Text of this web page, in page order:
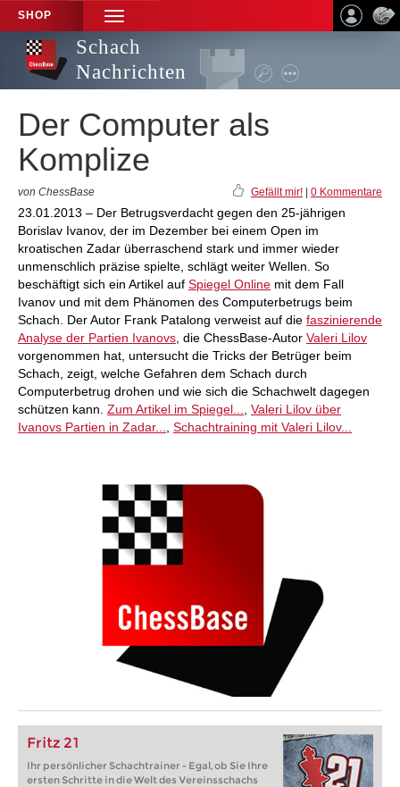
SHOP
TOGGLE
NAVIGATION
Schach
Nachrichten
Der Computer als
Komplize
von ChessBase Gefällt mir! 0 Kommentare
23.01.2013 – Der Betrugsverdacht gegen den 25-jährigen
Borislav Ivanov, der im Dezember bei einem Open im
kroatischen Zadar überraschend stark und immer wieder
unmenschlich präzise spielte, schlägt weiter Wellen. So
beschäftigt sich ein Artikel auf Spiegel Online mit dem Fall
Ivanov und mit dem Phänomen des Computerbetrugs beim
Schach. Der Autor Frank Patalong verweist auf die faszinierende
Analyse der Partien Ivanovs , die ChessBase-Autor Valeri Lilov
vorgenommen hat, untersucht die Tricks der Betrüger beim
Schach, zeigt, welche Gefahren dem Schach durch
Computerbetrug drohen und wie sich die Schachwelt dagegen
schützen kann. Zum Artikel im Spiegel...
Valeri Lilov über
Ivanovs Partien in Zadar...
Schachtraining mit Valeri Lilov...
Fritz 21
Ihr persönlicher Schachtrainer - Egal, ob Sie Ihre
ersten Schritte in die Welt des Vereinsschachs